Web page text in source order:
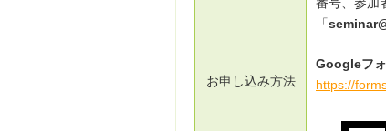
お申し込み方法
「
Googleフ
https://